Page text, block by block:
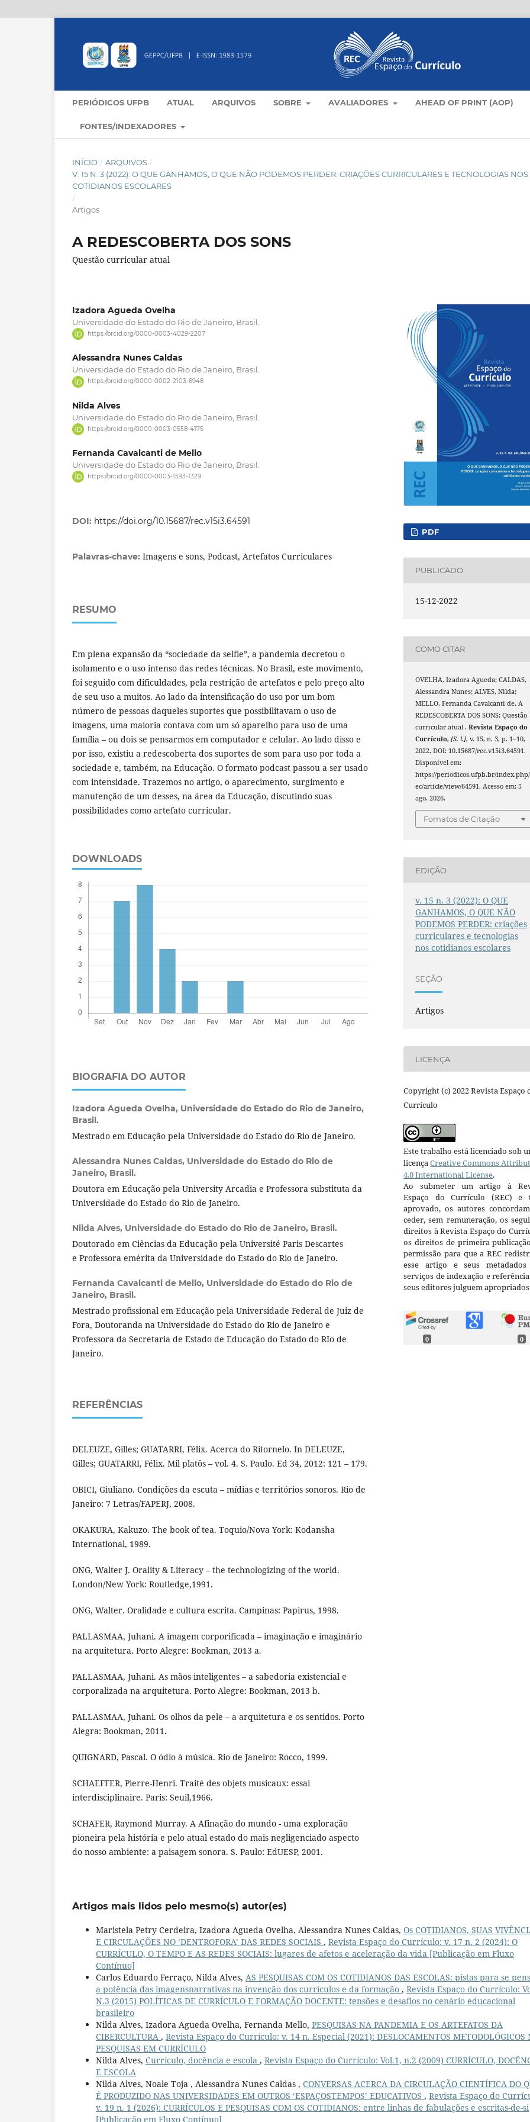
PERIÓDICOS UFPB ATUAL ARQUIVOS SOBRE AVALIADORES AHEAD OF PRINT (AOP)
FONTES/INDEXADORES
INÍCIO / ARQUIVOS /
V. 15 N. 3 (2022): O QUE GANHAMOS, O QUE NÃO PODEMOS PERDER: CRIAÇÕES CURRICULARES E TECNOLOGIAS NOS
COTIDIANOS ESCOLARES
/
Artigos
A REDESCOBERTA DOS SONS
Questão curricular atual
Izadora Agueda Ovelha
Universidade do Estado do Rio de Janeiro, Brasil.
https://orcid.org/0000-0003-4029-2207
Alessandra Nunes Caldas
Universidade do Estado do Rio de Janeiro, Brasil.
https://orcid.org/0000-0002-2103-6948
Nilda Alves
Universidade do Estado do Rio de Janeiro, Brasil.
https://orcid.org/0000-0003-0558-4175
Fernanda Cavalcanti de Mello
Universidade do Estado do Rio de Janeiro, Brasil.
https://orcid.org/0000-0003-1593-1329
DOI: https://doi.org/10.15687/rec.v15i3.64591
Palavras-chave: Imagens e sons, Podcast, Artefatos Curriculares
RESUMO
Em plena expansão da “sociedade da selfie”, a pandemia decretou o
isolamento e o uso intenso das redes técnicas. No Brasil, este movimento,
foi seguido com dificuldades, pela restrição de artefatos e pelo preço alto
de seu uso a muitos. Ao lado da intensificação do uso por um bom
número de pessoas daqueles suportes que possibilitavam o uso de
imagens, uma maioria contava com um só aparelho para uso de uma
família – ou dois se pensarmos em computador e celular. Ao lado disso e
por isso, existiu a redescoberta dos suportes de som para uso por toda a
sociedade e, também, na Educação. O formato podcast passou a ser usado
com intensidade. Trazemos no artigo, o aparecimento, surgimento e
manutenção de um desses, na área da Educação, discutindo suas
possibilidades como artefato curricular.
DOWNLOADS
BIOGRAFIA DO AUTOR
Izadora Agueda Ovelha, Universidade do Estado do Rio de Janeiro,
Brasil.
Mestrado em Educação pela Universidade do Estado do Rio de Janeiro.
Alessandra Nunes Caldas, Universidade do Estado do Rio de
Janeiro, Brasil.
Doutora em Educação pela University Arcadia e Professora substituta da
Universidade do Estado do Rio de Janeiro.
Nilda Alves, Universidade do Estado do Rio de Janeiro, Brasil.
Doutorado em Ciências da Educação pela Université Paris Descartes
e Professora emérita da Universidade do Estado do Rio de Janeiro.
Fernanda Cavalcanti de Mello, Universidade do Estado do Rio de
Janeiro, Brasil.
Mestrado profissional em Educação pela Universidade Federal de Juiz de
Fora, Doutoranda na Universidade do Estado do Rio de Janeiro e
Professora da Secretaria de Estado de Educação do Estado do RIo de
Janeiro.
REFERÊNCIAS
DELEUZE, Gilles; GUATARRI, Félix. Acerca do Ritornelo. In DELEUZE,
Gilles; GUATARRI, Félix. Mil platôs – vol. 4. S. Paulo. Ed 34, 2012: 121 – 179.
OBICI, Giuliano. Condições da escuta – mídias e territórios sonoros. Rio de
Janeiro: 7 Letras/FAPERJ, 2008.
OKAKURA, Kakuzo. The book of tea. Toquio/Nova York: Kodansha
International, 1989.
ONG, Walter J. Orality & Literacy – the technologizing of the world.
London/New York: Routledge,1991.
ONG, Walter. Oralidade e cultura escrita. Campinas: Papirus, 1998.
PALLASMAA, Juhani. A imagem corporificada – imaginação e imaginário
na arquitetura. Porto Alegre: Bookman, 2013 a.
PALLASMAA, Juhani. As mãos inteligentes – a sabedoria existencial e
corporalizada na arquitetura. Porto Alegre: Bookman, 2013 b.
PALLASMAA, Juhani. Os olhos da pele – a arquitetura e os sentidos. Porto
Alegra: Bookman, 2011.
QUIGNARD, Pascal. O ódio à música. Rio de Janeiro: Rocco, 1999.
SCHAEFFER, Pierre-Henri. Traité des objets musicaux: essai
interdisciplinaire. Paris: Seuil,1966.
SCHAFER, Raymond Murray. A Afinação do mundo - uma exploração
pioneira pela história e pelo atual estado do mais negligenciado aspecto
do nosso ambiente: a paisagem sonora. S. Paulo: EdUESP, 2001.
PDF
PUBLICADO
15-12-2022
COMO CITAR
OVELHA, Izadora Agueda; CALDAS,
Alessandra Nunes; ALVES, Nilda;
MELLO, Fernanda Cavalcanti de. A
REDESCOBERTA DOS SONS: Questão
curricular atual .Revista Espaço do
Currículo,[S. l.], v. 15, n. 3, p. 1–10,
2022. DOI: 10.15687/rec.v15i3.64591.
Disponível em:
https://periodicos.ufpb.br/
ec/article/view/64591. Acesso em: 5
ago. 2026.
Fomatos de Citação
EDIÇÃO
v. 15 n. 3 (2022): O QUE
GANHAMOS, O QUE NÃO
PODEMOS PERDER: criações
curriculares e tecnologias
nos cotidianos escolares
SEÇÃO
Artigos
LICENÇA
Copyright (c) 2022 Revista Espaço
Currículo
Este trabalho está licenciado sob
licençaCreative Commons
4.0 International License.
Ao submeter um artigo à
Espaço do Currículo (REC) e
aprovado, os autores
ceder, sem remuneração, os
direitos à Revista Espaço do
os direitos de primeira
permissão para que a REC
esse artigo e seus metadados
serviços de indexação e
seus editores julguem
0 0
Artigos mais lidos pelo mesmo(s) autor(es)
Maristela Petry Cerdeira, Izadora Agueda Ovelha, Alessandra Nunes Caldas, Os COTIDIANOS, SUAS
E CIRCULAÇÕES NO ‘DENTROFORA’ DAS REDES SOCIAIS , Revista Espaço do Currículo: v. 17 n. 2 (2024): O
CURRÍCULO, O TEMPO E AS REDES SOCIAIS: lugares de afetos e aceleração da vida [Publicação em Fluxo
Contínuo]
Carlos Eduardo Ferraço, Nilda Alves, AS PESQUISAS COM OS COTIDIANOS DAS ESCOLAS: pistas para se
a potência das imagensnarrativas na invenção dos currículos e da formação , Revista Espaço do Currículo:
N.3 (2015) POLÍTICAS DE CURRÍCULO E FORMAÇÃO DOCENTE: tensões e desafios no cenário educacional
brasileiro
Nilda Alves, Izadora Agueda Ovelha, Fernanda Mello, PESQUISAS NA PANDEMIA E OS ARTEFATOS DA
CIBERCULTURA , Revista Espaço do Currículo: v. 14 n. Especial (2021): DESLOCAMENTOS METODOLÓGICOS
PESQUISAS EM CURRÍCULO
Nilda Alves, Currículo, docência e escola , Revista Espaço do Currículo: Vol.1, n.2 (2009) CURRÍCULO,
E ESCOLA
Nilda Alves, Noale Toja , Alessandra Nunes Caldas , CONVERSAS ACERCA DA CIRCULAÇÃO CIENTÍFICA DO
É PRODUZIDO NAS UNIVERSIDADES EM OUTROS ‘ESPAÇOSTEMPOS’ EDUCATIVOS , Revista Espaço do
v. 19 n. 1 (2026): CURRÍCULOS E PESQUISAS COM OS COTIDIANOS: entre linhas de fabulações e escritas-de-si
[Publicação em Fluxo Contínuo]